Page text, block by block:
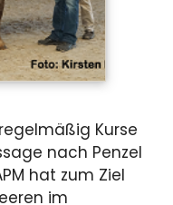
Kurse
nach Penzel
hat zum Ziel
im